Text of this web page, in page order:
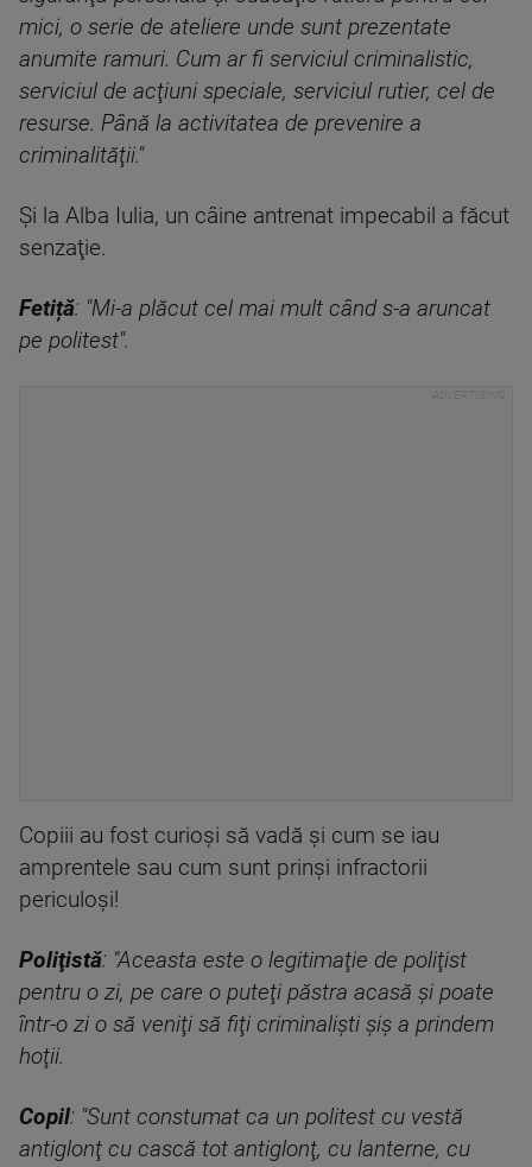
mici, o serie de ateliere unde sunt prezentate
anumite ramuri. Cum ar fi serviciul criminalistic,
serviciul de acţiuni speciale, serviciul rutier, cel de
resurse. Până la activitatea de prevenire a
criminalităţii."
Şi la Alba Iulia, un câine antrenat impecabil a făcut
senzaţie.
Fetiță: "Mi-a plăcut cel mai mult când s-a aruncat
pe politest".
Copiii au fost curioşi să vadă şi cum se iau
amprentele sau cum sunt prinşi infractorii
periculoşi!
Poliţistă: "Aceasta este o legitimaţie de poliţist
pentru o zi, pe care o puteţi păstra acasă şi poate
într-o zi o să veniţi să fiţi criminalişti şiş a prindem
hoţii.
Copil: "Sunt constumat ca un politest cu vestă
antiglonţ cu cască tot antiglonţ, cu lanterne, cu